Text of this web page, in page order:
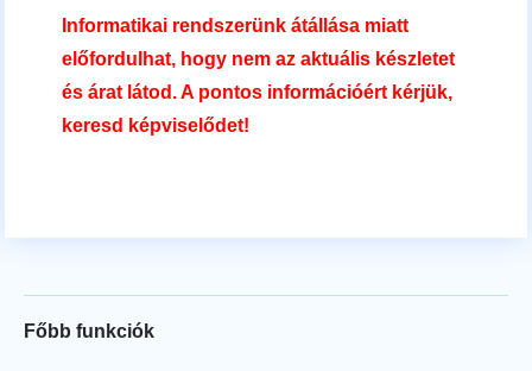
Informatikai rendszerünk átállása miatt
előfordulhat, hogy nem az aktuális készletet
és árat látod. A pontos információért kérjük,
keresd képviselődet!
Főbb funkciók